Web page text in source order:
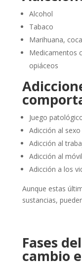
Alcohol
Tabaco
Marihuana,
Medicamentos
opiáceos
Juego
Adicción al sexo
Adicción al
Adicción al
Adicción a los
Aunque estas
sustancias,
Fases
cambio